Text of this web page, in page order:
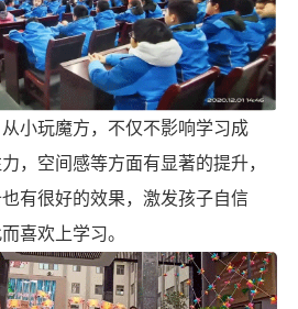
从小玩魔方，不仅不影响学习成
，空间感等方面有显著的提升，
有很好的效果，激发孩子自信
喜欢上学习。